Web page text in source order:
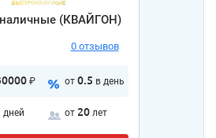
(КВАЙГОН)
0 отзывов
₽ от 0.5 в день
дней от 20 лет